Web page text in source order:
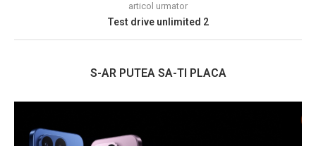
articol urmator
Test drive unlimited 2
S-AR PUTEA SA-TI PLACA